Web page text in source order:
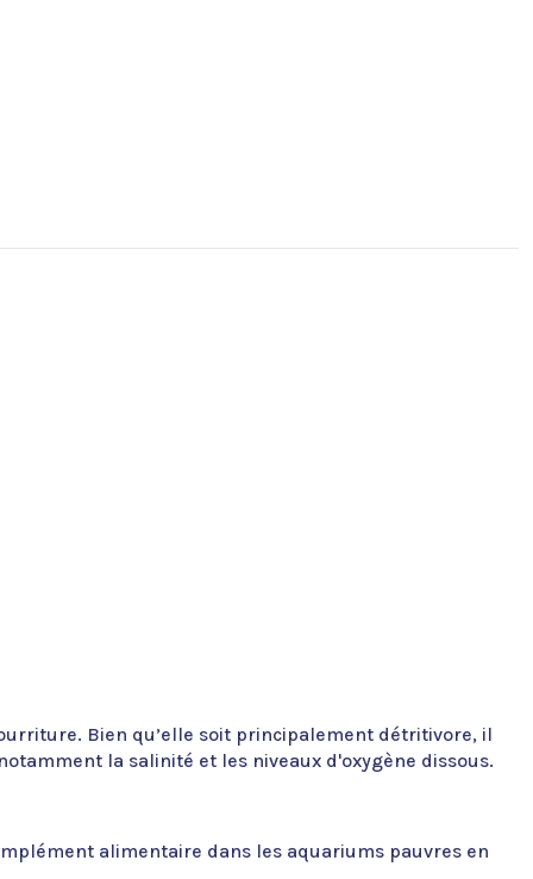
Bien qu’elle soit principalement détritivore, il
la salinité et les niveaux d'oxygène dissous.
alimentaire dans les aquariums pauvres en